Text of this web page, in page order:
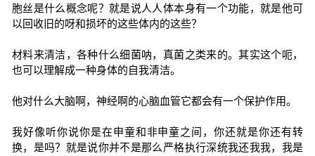
胞丝是什么概念呢？就是说人人体本身有一个功能，就是他可
以回收旧的呀和损坏的这些体内的这些？
材料来清洁，各种什么细菌呐，真菌之类来的。其实这个呃，
也可以理解成一种身体的自我清洁。
他对什么大脑啊，神经啊的心脑血管它都会有一个保护作用。
我好像听你说你是在申童和非申童之间，你还就是你还有转
换，是吗？就是说你并不是那么严格执行深统我还我我，我是